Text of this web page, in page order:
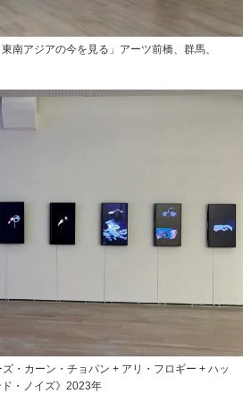
南アジアの今を見る」アーツ前橋、群馬、
・カーン・チョパン + アリ・フロギー + ハッ
・ノイズ》2023年